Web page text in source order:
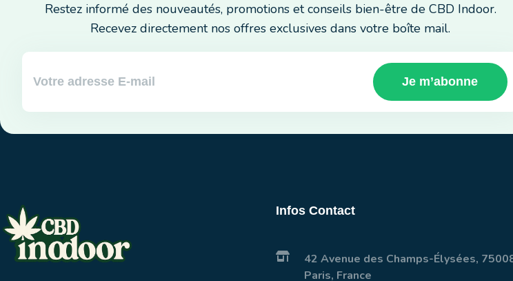
Restez informé des nouveautés, promotions et conseils bien-être de CBD Indoor.
Recevez directement nos offres exclusives dans votre boîte mail.
Je m’abonne
Infos Contact
42 Avenue des Champs-Élysées,
Paris, France